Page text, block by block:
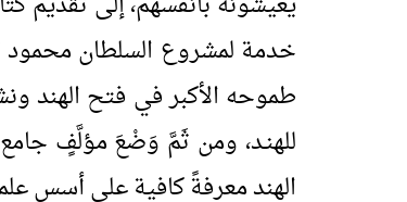
خدمة لمشروع السلطان محمود
طموحه الأكبر في فتح الهند
للهنـد، ومن ثَمَّ وَضْعَ مؤلَّفٍ جامع
الهند معرفةً كافية على أسس